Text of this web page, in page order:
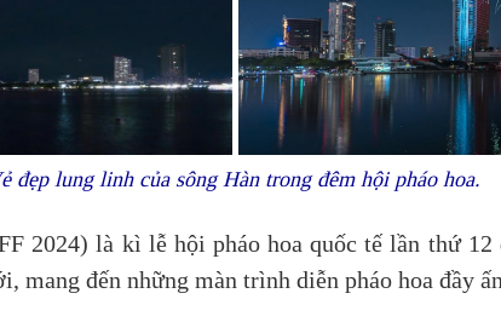
đẹp lung linh của sông Hàn trong đêm hội pháo hoa.
2024) là kì lễ hội pháo hoa quốc tế lần thứ
mang đến những màn trình diễn pháo hoa đầy